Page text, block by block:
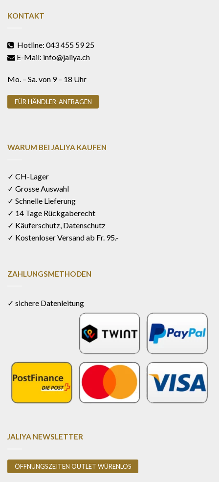
KONTAKT
Hotline: 043 455 59 25
E-Mail: info@jaliya.ch
Mo. – Sa. von 9 – 18 Uhr
FÜR HÄNDLER-ANFRAGEN
WARUM BEI JALIYA KAUFEN
✓ CH-Lager
✓ Grosse Auswahl
✓ Schnelle Lieferung
✓ 14 Tage Rückgaberecht
✓ Käuferschutz, Datenschutz
✓ Kostenloser Versand ab Fr. 95.-
ZAHLUNGSMETHODEN
✓ sichere Datenleitung
JALIYA NEWSLETTER
ÖFFNUNGSZEITEN OUTLET WÜRENLOS